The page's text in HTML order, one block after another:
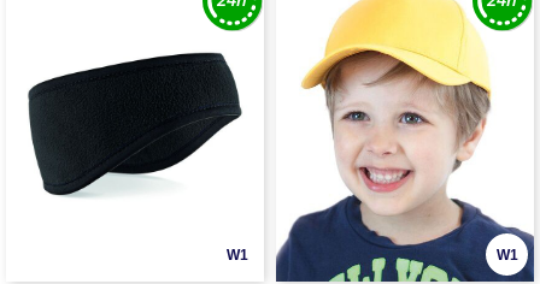
W1 W1